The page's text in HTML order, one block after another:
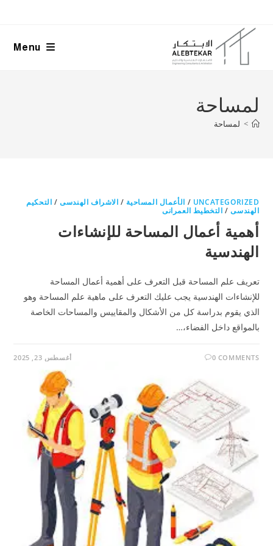
content
Menu
لمساحة
> لمساحة
UNCATEGORIZED
/ الأعمال المساحية / الاشراف الهندسى/ التحكيم
الهندسى/ التخطيط العمرانى
أهمية أعمال المساحة للإنشاءات
الهندسية
تعريف علم المساحة قبل التعرف على أهمية أعمال المساحة
للإنشاءات الهندسية يجب عليك التعرف على ماهية علم المساحة وهو
الذي يقوم بدراسة كل من الأشكال والمقاييس والمساحات الخاصة
بالمواقع داخل الفضاء،…
0 COMMENTS أغسطس 23, 2025